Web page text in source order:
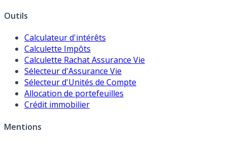
Outils
Calculateur d'intérêts
Calculette Impôts
Calculette Rachat Assurance Vie
Sélecteur d'Assurance Vie
Sélecteur d'Unités de Compte
Allocation de portefeuilles
Crédit immobilier
Mentions